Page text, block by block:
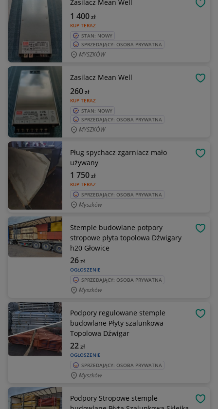
Zasilacz Mean Well
KUP TERAZ
1 400zł
STAN: NOWY
SPRZEDAJĄCY: OSOBA PRYWATNA
MYSZKÓW
Zasilacz Mean Well
KUP TERAZ
260zł
STAN: NOWY
SPRZEDAJĄCY: OSOBA PRYWATNA
MYSZKÓW
Pług spychacz zgarniacz mało
używany
KUP TERAZ
1 750zł
SPRZEDAJĄCY: OSOBA PRYWATNA
Myszków
Stemple budowlane potpory
stropowe płyta topolowa Dźwigary
h20 Głowice
OGŁOSZENIE
26zł
SPRZEDAJĄCY: OSOBA PRYWATNA
Myszków
Podpory regulowane stemple
budowlane Płyty szalunkowa
Topolowa Dźwigar
OGŁOSZENIE
22zł
SPRZEDAJĄCY: OSOBA PRYWATNA
Myszków
Podpory Stropowe stemple